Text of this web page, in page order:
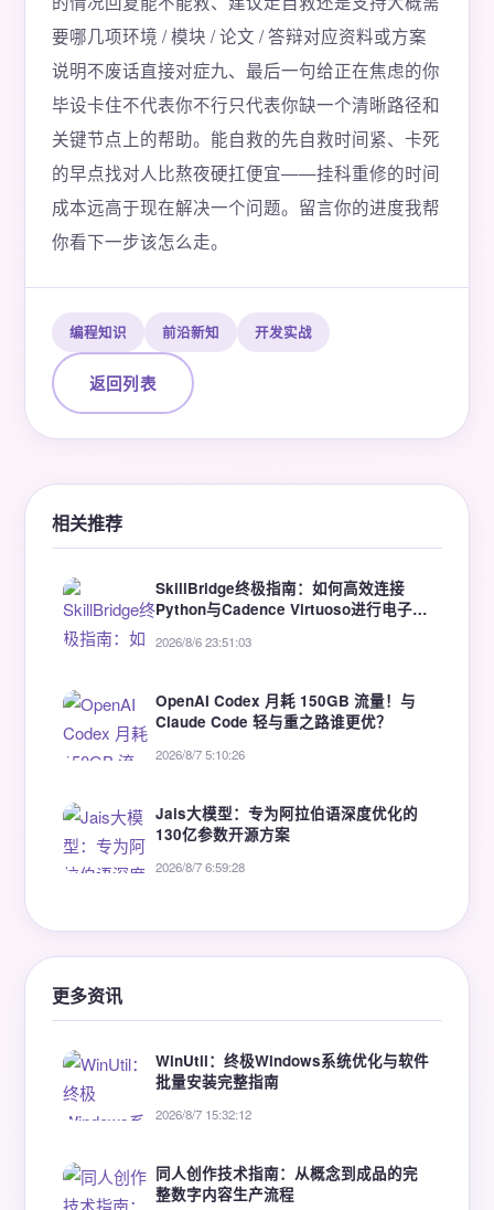
要哪几项环境 / 模块 / 论文 / 答辩对应资料或方案
说明不废话直接对症九、最后一句给正在焦虑的你
毕设卡住不代表你不行只代表你缺一个清晰路径和
关键节点上的帮助。能自救的先自救时间紧、卡死
的早点找对人比熬夜硬扛便宜——挂科重修的时间
成本远高于现在解决一个问题。留言你的进度我帮
你看下一步该怎么走。
编程知识 前沿新知 开发实战
返回列表
相关推荐
SkillBridge终极指南：如何高效连接
Python与Cadence Virtuoso进行电子设
2026/8/6 23:51:03
OpenAI Codex 月耗 150GB 流量！与
Claude Code 轻与重之路谁更优？
2026/8/7 5:10:26
Jais大模型：专为阿拉伯语深度优化的
130亿参数开源方案
2026/8/7 6:59:28
更多资讯
WinUtil：终极Windows系统优化与软件
批量安装完整指南
2026/8/7 15:32:12
同人创作技术指南：从概念到成品的完
整数字内容生产流程